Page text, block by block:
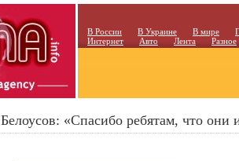
В России В Украине В мире
Интернет
Авто Лента Разное
Белоусов: «Спасибо ребятам, что они